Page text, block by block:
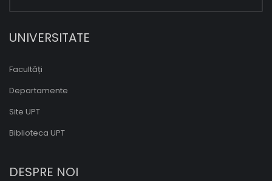
UNIVERSITATE
Facultăți
Departamente
Site UPT
Biblioteca UPT
DESPRE NOI